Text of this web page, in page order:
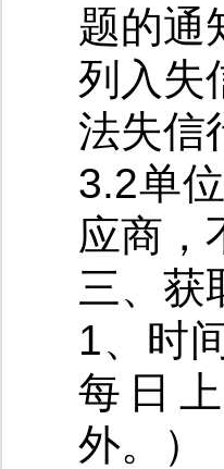
题的通
列入失
法失信
3.2单
应商，
三、获
1、时
每日
外。）